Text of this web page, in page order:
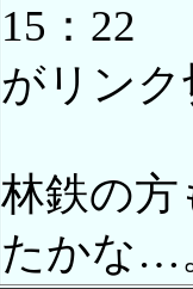
15：22
がリン
林鉄の方
たかな…